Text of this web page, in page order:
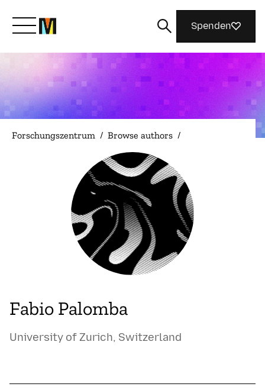
Lernen Sie Mozilla kennen
Was wir tun
Machen Sie mit
Magazin
Spenden
Forschungszentrum / Browse authors /
Fabio Palomba
University of Zurich, Switzerland